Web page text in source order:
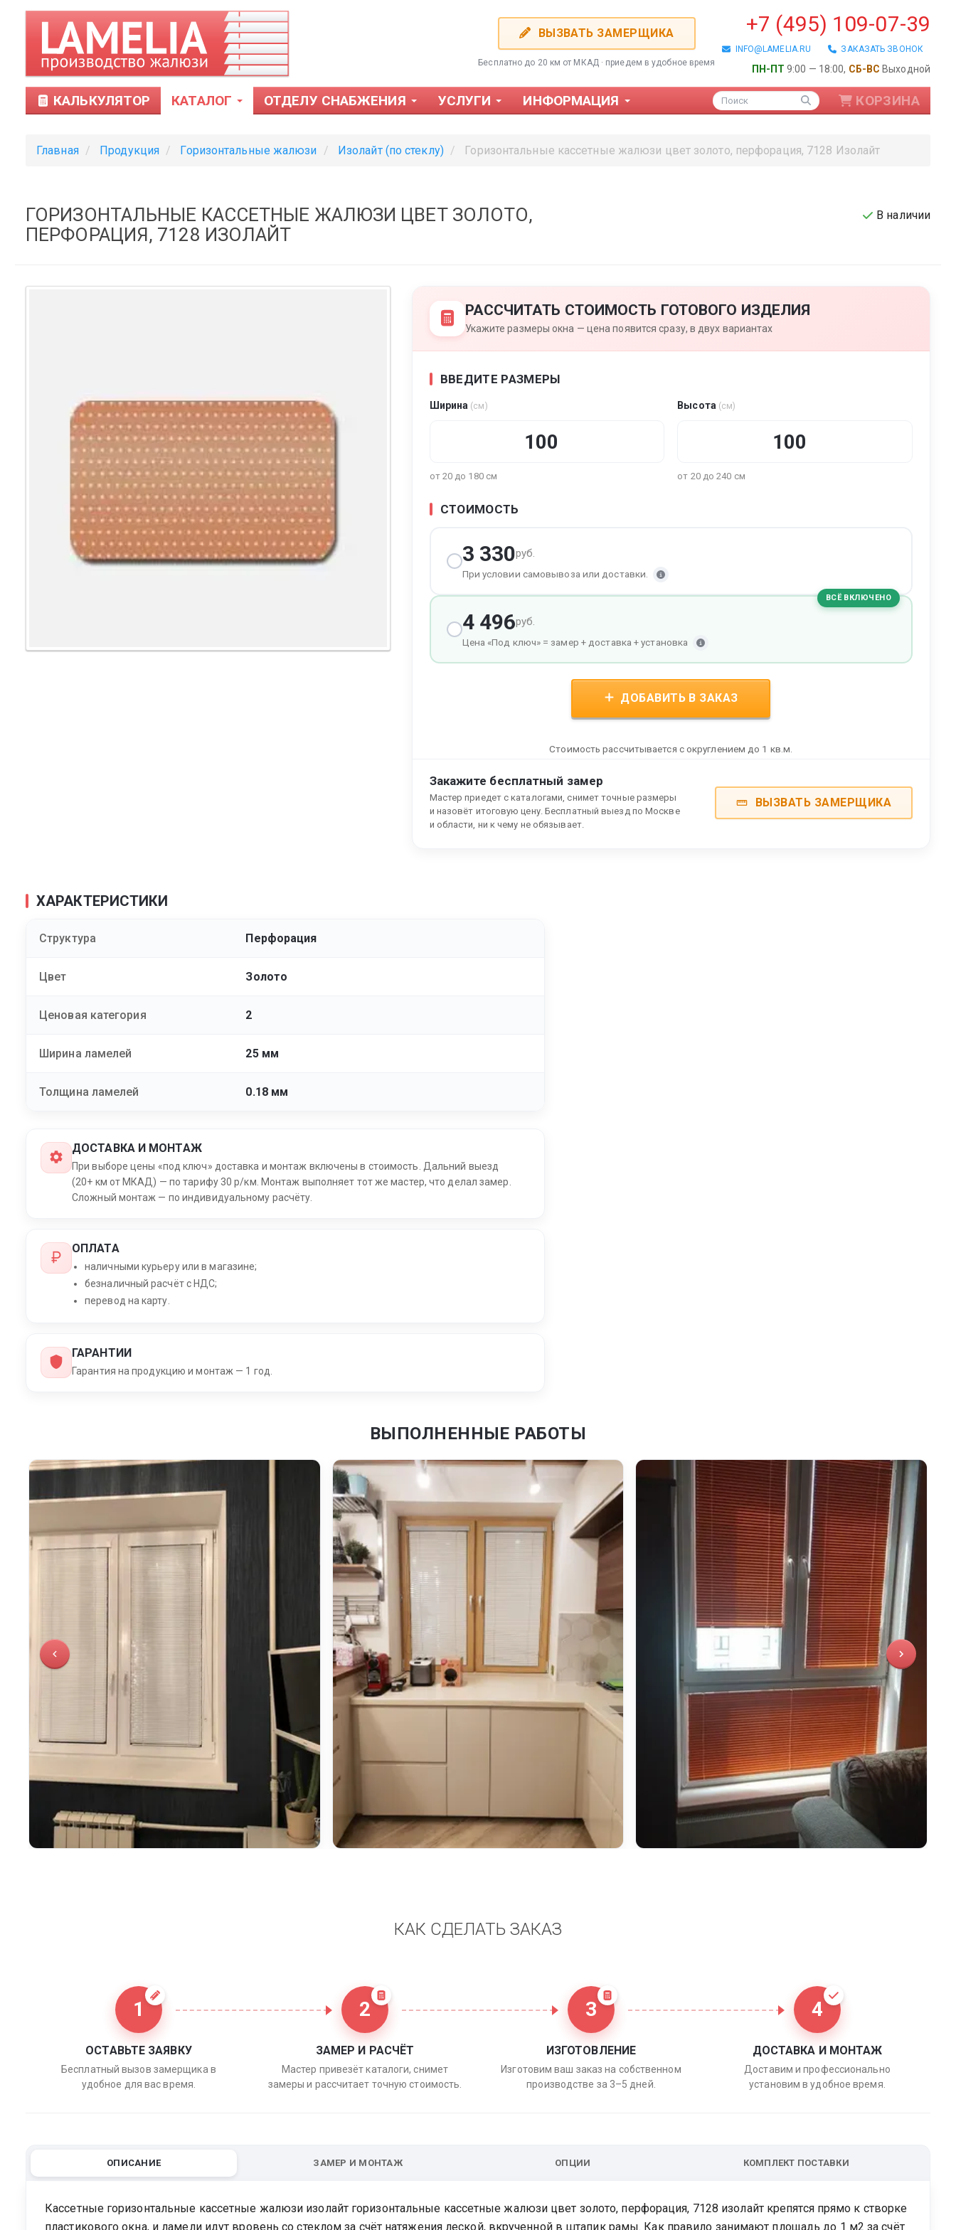
ВЫЗВАТЬ ЗАМЕРЩИКА
Бесплатно до 20 км от МКАД · приедем в удобное время
+7 (495) 109-07-39
INFO@LAMELIA.RU ЗАКАЗАТЬ ЗВОНОК
ПН-ПТ 9:00 — 18:00, СБ-ВС Выходной
КАЛЬКУЛЯТОР КАТАЛОГ
Мультифактура
ОТДЕЛУ СНАБЖЕНИЯ УСЛУГИ ИНФОРМАЦИЯ Поиск КОРЗИНА
Главная Продукция Горизонтальные жалюзи Изолайт (по стеклу) Горизонтальные кассетные жалюзи цвет золото, перфорация, 7128 Изолайт
ГОРИЗОНТАЛЬНЫЕ КАССЕТНЫЕ ЖАЛЮЗИ ЦВЕТ ЗОЛОТО,
ПЕРФОРАЦИЯ, 7128 ИЗОЛАЙТ
В наличии
РАССЧИТАТЬ СТОИМОСТЬ ГОТОВОГО ИЗДЕЛИЯ
Укажите размеры окна — цена появится сразу, в двух вариантах
ВВЕДИТЕ РАЗМЕРЫ
Ширина (см)
от 20 до 180 см
Высота (см)
от 20 до 240 см
СТОИМОСТЬ
3 330руб.
При условии самовывоза или доставки.
ВСЁ ВКЛЮЧЕНО
4 496руб.
Цена «Под ключ» = замер + доставка + установка
ДОБАВИТЬ В ЗАКАЗ
Стоимость рассчитывается с округлением до 1 кв.м.
Закажите бесплатный замер
Мастер приедет с каталогами, снимет точные размеры
и назовёт итоговую цену. Бесплатный выезд по Москве
и области, ни к чему не обязывает.
ВЫЗВАТЬ ЗАМЕРЩИКА
ХАРАКТЕРИСТИКИ
Структура Перфорация
Цвет Золото
Ценовая категория 2
Ширина ламелей 25 мм
Толщина ламелей 0.18 мм
ДОСТАВКА И МОНТАЖ
При выборе цены «под ключ» доставка и монтаж включены в стоимость. Дальний выезд
(20+ км от МКАД) — по тарифу 30 р/км. Монтаж выполняет тот же мастер, что делал замер.
Сложный монтаж — по индивидуальному расчёту.
ОПЛАТА
наличными курьеру или в магазине;
безналичный расчёт с НДС;
перевод на карту.
ГАРАНТИИ
Гарантия на продукцию и монтаж — 1 год.
ВЫПОЛНЕННЫЕ РАБОТЫ
КАК СДЕЛАТЬ ЗАКАЗ
1
ОСТАВЬТЕ ЗАЯВКУ
Бесплатный вызов замерщика в
удобное для вас время.
2
ЗАМЕР И РАСЧЁТ
Мастер привезёт каталоги, снимет
замеры и рассчитает точную стоимость.
3
ИЗГОТОВЛЕНИЕ
Изготовим ваш заказ на собственном
производстве за 3–5 дней.
4
ДОСТАВКА И МОНТАЖ
Доставим и профессионально
установим в удобное время.
ОПИСАНИЕ ЗАМЕР И МОНТАЖ ОПЦИИ КОМПЛЕКТ ПОСТАВКИ
Кассетные горизонтальные кассетные жалюзи изолайт горизонтальные кассетные жалюзи цвет золото, перфорация, 7128 изолайт крепятся прямо к створке
пластикового окна, и ламели идут вровень со стеклом за счёт натяжения леской, вкрученной в штапик рамы. Как правило занимают площадь до 1 м2 за счёт